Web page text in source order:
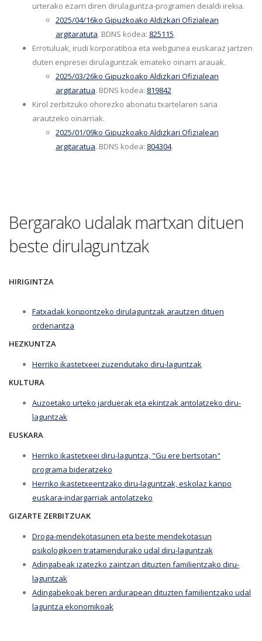
urterako ezarri diren dirulaguntza-programen deialdi irekia.
2025/04/16ko Gipuzkoako Aldizkari Ofizialean
argitaratuta. BDNS kodea: 825115.
Errotuluak, irudi korporatiboa eta webgunea euskaraz jartzen
duten enpresei dirulaguntzak emateko oinarri arauak.
2025/03/26ko Gipuzkoako Aldizkari Ofizialean
argitaratua. BDNS kodea: 819842
Kirol zerbitzuko ohorezko abonatu txartelaren saria
arautzeko oinarriak.
2025/01/09ko Gipuzkoako Aldizkari Ofizialean
argitaratua. BDNS kodea: 804304.
Bergarako udalak martxan dituen
beste dirulaguntzak
HIRIGINTZA
Fatxadak konpontzeko dirulaguntzak arautzen dituen
ordenantza
HEZKUNTZA
Herriko ikastetxeei zuzendutako diru-laguntzak
KULTURA
Auzoetako urteko jarduerak eta ekintzak antolatzeko diru-
laguntzak
EUSKARA
Herriko ikastetxeei diru-laguntza, "Gu ere bertsotan"
programa bideratzeko
Herriko ikastetxeentzako diru-laguntzak, eskolaz kanpo
euskara-indargarriak antolatzeko
GIZARTE ZERBITZUAK
Droga-mendekotasunen eta beste mendekotasun
psikologikoen tratamendurako udal diru-laguntzak
Adingabeak izatezko zaintzan dituzten familientzako diru-
laguntzak
Adingabekoak beren ardurapean dituzten familientzako udal
laguntza ekonomikoak